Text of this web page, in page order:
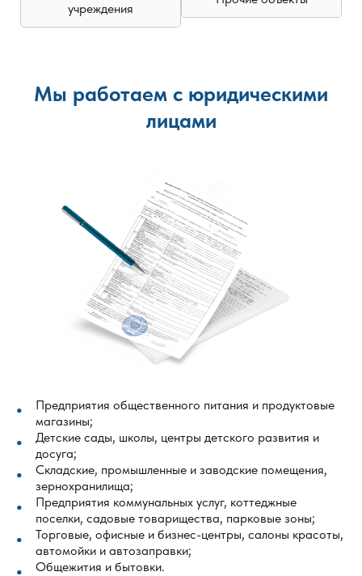
учреждения
Мы работаем с юридическими
лицами
Предприятия общественного питания и продуктовые
магазины;
Детские сады, школы, центры детского развития и
досуга;
Складские, промышленные и заводские помещения,
зернохранилища;
Предприятия коммунальных услуг, коттеджные
поселки, садовые товарищества, парковые зоны;
Торговые, офисные и бизнес-центры, салоны красоты,
автомойки и автозаправки;
Общежития и бытовки.